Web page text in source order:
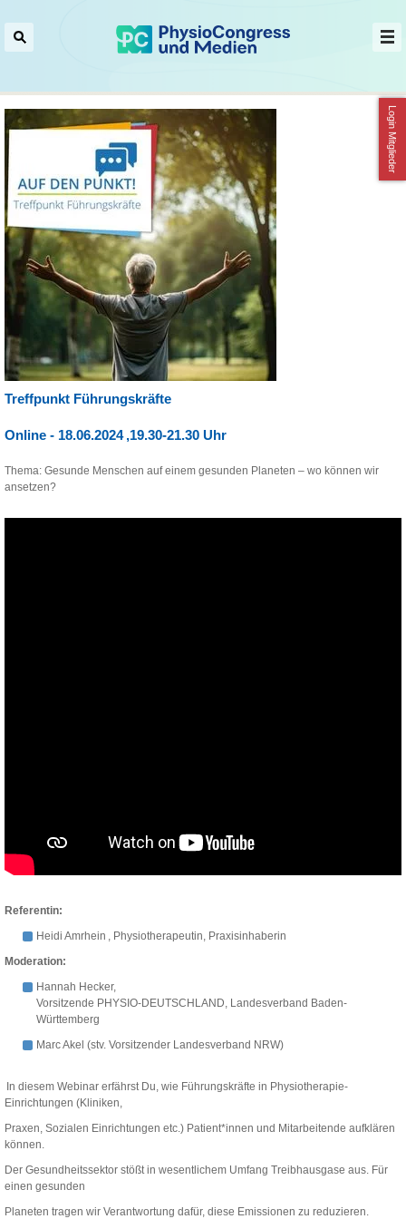
Login Mitglieder
Treffpunkt Führungskräfte
Online - 18.06.2024 ,19.30-21.30 Uhr
Thema: Gesunde Menschen auf einem gesunden Planeten – wo können wir
ansetzen?
Referentin:
Heidi Amrhein , Physiotherapeutin, Praxisinhaberin
Moderation:
Hannah Hecker,
Vorsitzende PHYSIO-DEUTSCHLAND, Landesverband Baden-
Württemberg
Marc Akel (stv. Vorsitzender Landesverband NRW)
In diesem Webinar erfährst Du, wie Führungskräfte in Physiotherapie-
Einrichtungen (Kliniken,
Praxen, Sozialen Einrichtungen etc.) Patient*innen und Mitarbeitende aufklären
können.
Der Gesundheitssektor stößt in wesentlichem Umfang Treibhausgase aus. Für
einen gesunden
Planeten tragen wir Verantwortung dafür, diese Emissionen zu reduzieren.